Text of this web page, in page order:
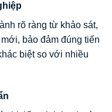
rõ ràng từ khảo sát,
bảo đảm đúng tiến
biệt so với nhiều